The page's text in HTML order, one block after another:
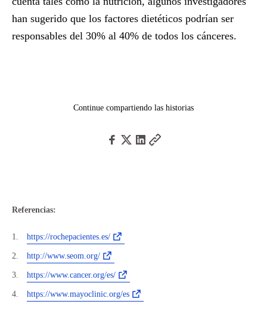
han sugerido que los factores dietéticos podrían ser
responsables del 30% al 40% de todos los cánceres.
Continue compartiendo las historias
Referencias:
https://rochepacientes.es/
http://www.seom.org/
https://www.cancer.org/es/
https://www.mayoclinic.org/es